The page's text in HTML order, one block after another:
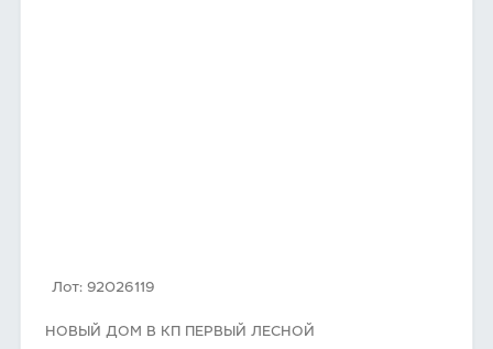
Лот: 92026119
НОВЫЙ ДОМ В КП ПЕРВЫЙ ЛЕСНОЙ